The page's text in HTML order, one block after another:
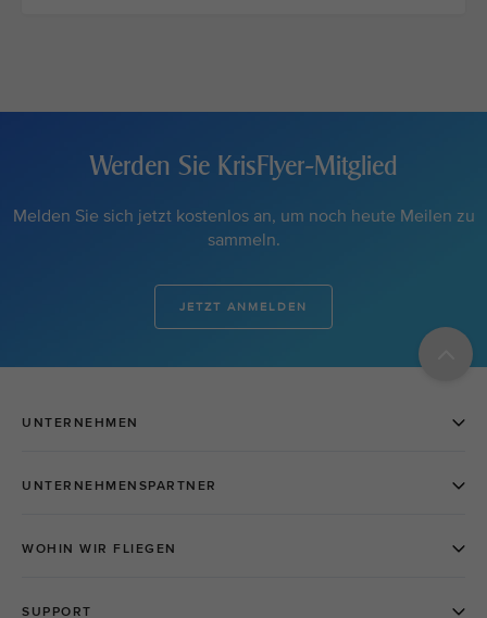
Werden Sie KrisFlyer-Mitglied
Melden Sie sich jetzt kostenlos an, um noch heute Meilen zu
sammeln.
JETZT ANMELDEN